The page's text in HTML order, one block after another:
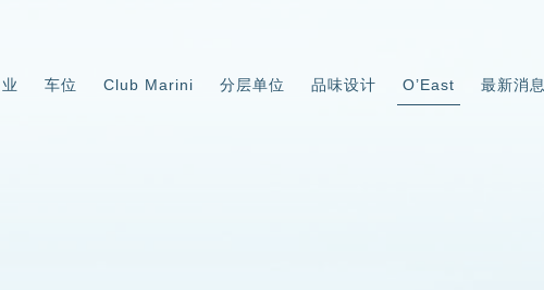
车位 Club Marini 分层单位 品味设计 O’East 最新消息